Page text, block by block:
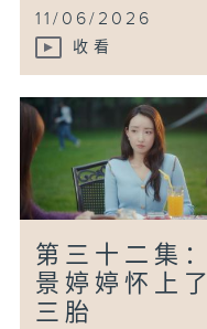
11/06/2026
收看
第三十二集：
景婷婷怀上了
三胎